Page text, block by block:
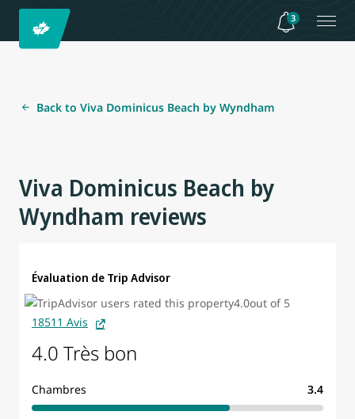
3
Back to Viva Dominicus Beach by Wyndham
Viva Dominicus Beach by
Wyndham reviews
Évaluation de Trip Advisor
18511 Avis
4.0 Très bon
Chambres 3.4